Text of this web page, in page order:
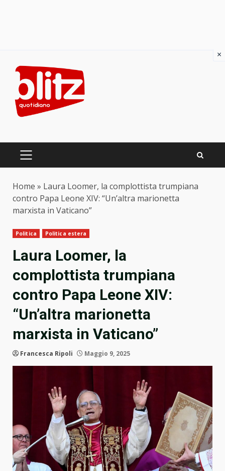
content
PRIMARY
Home » Laura Loomer, la complottista trumpiana
contro Papa Leone XIV: “Un’altra marionetta
marxista in Vaticano”
Politica Politica estera
Laura Loomer, la
complottista trumpiana
contro Papa Leone XIV:
“Un’altra marionetta
marxista in Vaticano”
Francesca Ripoli Maggio 9, 2025
×